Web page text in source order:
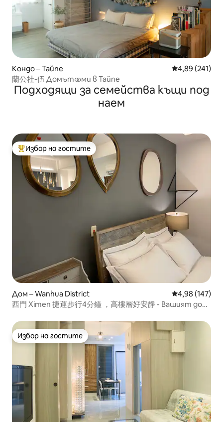
Кондо – Тайпе Средна
4,89 (241)
蘭公社-伍 Домът ⚭ ми в Тайпе
Подходящи за семейства къщи под
наем
Най-популярен избор на гостите
Избор на гостите
Дом – Wanhua District Средна
4,98 (147)
西門 Ximen 捷運步行4分鐘 ，高樓層好安靜 - Вашият дом
Избор на гостите
Избор на гостите